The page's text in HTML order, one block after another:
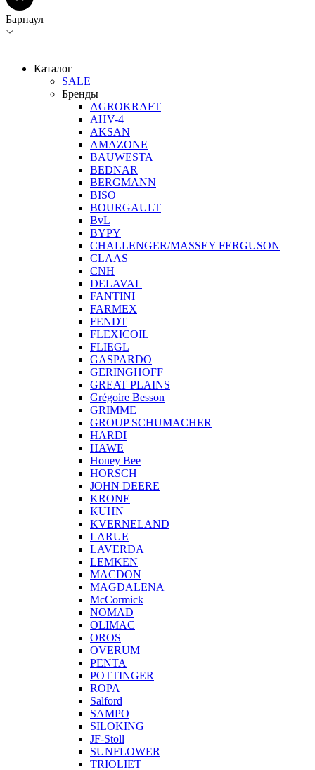
Барнаул
Каталог
SALE
Бренды
AGROKRAFT
AHV-4
AKSAN
AMAZONE
BAUWESTA
BEDNAR
BERGMANN
BISO
BOURGAULT
BvL
BYPY
CHALLENGER/MASSEY FERGUSON
CLAAS
CNH
DELAVAL
FANTINI
FARMEX
FENDT
FLEXICOIL
FLIEGL
GASPARDO
GERINGHOFF
GREAT PLAINS
Grégoire Besson
GRIMME
GROUP SCHUMACHER
HARDI
HAWE
Honey Bee
HORSCH
JOHN DEERE
KRONE
KUHN
KVERNELAND
LARUE
LAVERDA
LEMKEN
MACDON
MAGDALENA
McCormick
NOMAD
OLIMAC
OROS
OVERUM
PENTA
POTTINGER
ROPA
Salford
SAMPO
SILOKING
JF-Stoll
SUNFLOWER
TRIOLIET